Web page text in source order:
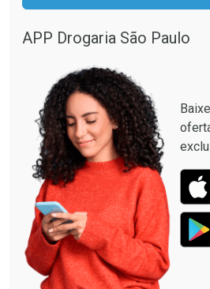
APP Drogaria São Paulo